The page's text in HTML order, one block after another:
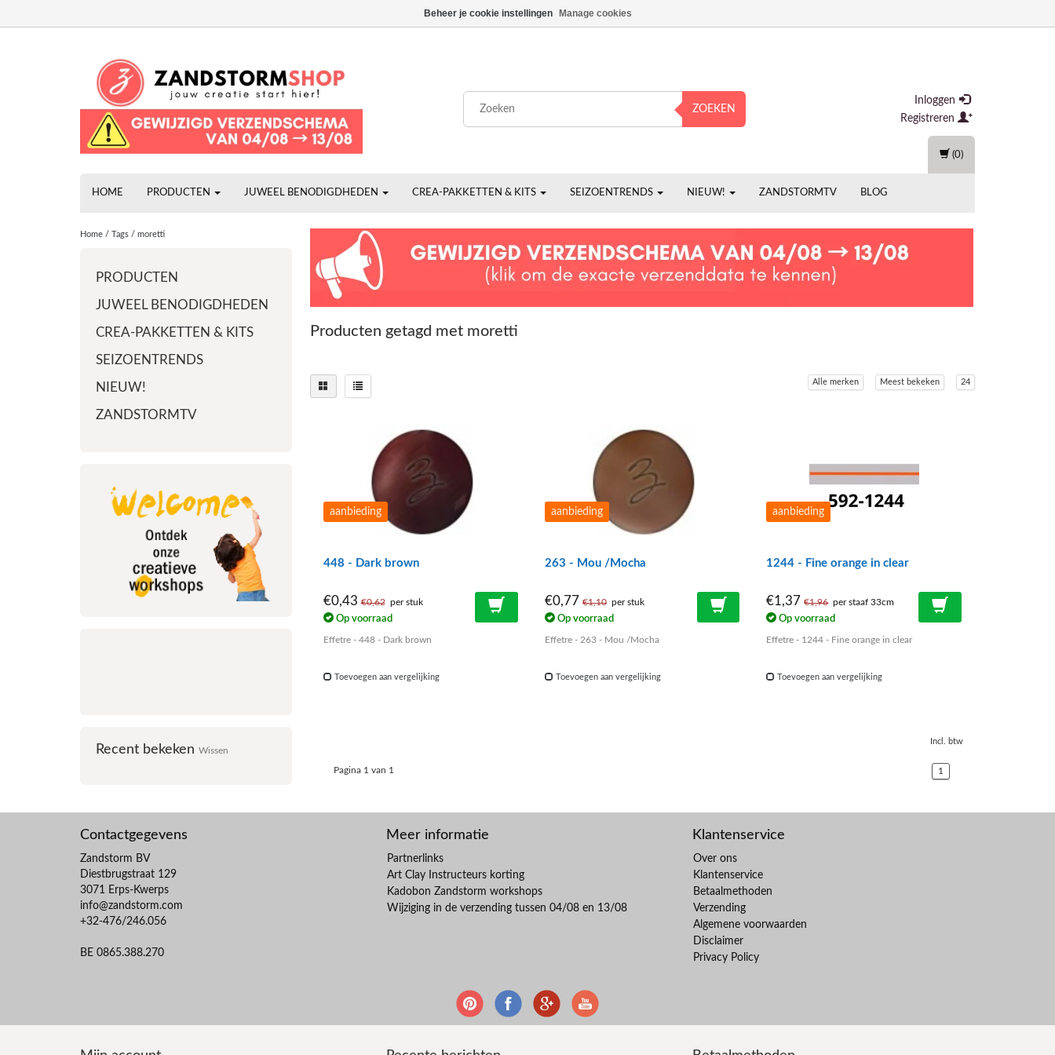
ZOEKEN
Inloggen
Registreren
HOME PRODUCTEN JUWEEL BENODIGDHEDEN CREA-PAKKETTEN & KITS SEIZOENTRENDS NIEUW! ZANDSTORMTV BLOG
(0)
Home / Tags / moretti
PRODUCTEN
JUWEEL BENODIGDHEDEN
CREA-PAKKETTEN & KITS
SEIZOENTRENDS
NIEUW!
ZANDSTORMTV
Recent bekeken Wissen
Producten getagd met moretti
Alle merken Meest bekeken 24
aanbieding
448 - Dark brown
€0,43€0,62 per stuk
Op voorraad
Effetre - 448 - Dark brown
Toevoegen aan vergelijking
aanbieding
263 - Mou /Mocha
€0,77 €1,10 per stuk
Op voorraad
Effetre - 263 - Mou /Mocha
Toevoegen aan vergelijking
aanbieding
1244 - Fine orange in clear
€1,37€1,96 per staaf 33cm
Op voorraad
Effetre - 1244 - Fine orange in clear
Toevoegen aan vergelijking
Incl. btw
Pagina 1 van 1 1
Contactgegevens
Zandstorm BV
Diestbrugstraat 129
3071 Erps-Kwerps
info@zandstorm.com
+32-476/246.056
BE 0865.388.270
Meer informatie
Partnerlinks
Art Clay Instructeurs korting
Kadobon Zandstorm workshops
Wijziging in de verzending tussen 04/08 en 13/08
Klantenservice
Over ons
Klantenservice
Betaalmethoden
Verzending
Algemene voorwaarden
Disclaimer
Privacy Policy
Beheer je cookie instellingen Manage cookies